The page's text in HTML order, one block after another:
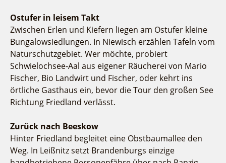
Ostufer in leisem Takt
Zwischen Erlen und Kiefern liegen am Ostufer kleine
Bungalowsiedlungen. In Niewisch erzählen Tafeln vom
Naturschutzgebiet. Wer möchte, probiert
Schwielochsee-Aal aus eigener Räucherei von Mario
Fischer, Bio Landwirt und Fischer, oder kehrt ins
örtliche Gasthaus ein, bevor die Tour den großen See
Richtung Friedland verlässt.
Zurück nach Beeskow
Hinter Friedland begleitet eine Obstbaumallee den
Weg. In Leißnitz setzt Brandenburgs einzige